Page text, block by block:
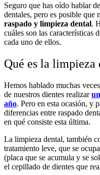
Seguro que has oído hablar
dentales, pero es posible que
raspado y limpieza dental.
cuáles son las características
cada uno de ellos.
Qué es la limpieza
Hemos hablado muchas
de nuestros dientes realizar
año. Pero en esta ocasión, y
diferencias entre raspado
en qué consiste esta última.
La limpieza dental, también
tratamiento leve, que se
(placa que se acumula y se
el cepillado de dientes que